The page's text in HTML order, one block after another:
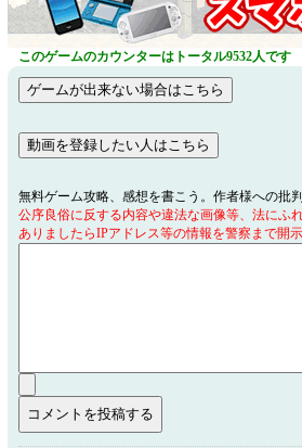
このゲームのカウンターはトータル9532人です
無料ゲーム攻略、感想を書こう。作者様への批
公序良俗に反する内容や違法な画像等、法にふ
ありましたらIPアドレス等の情報を警察まで開